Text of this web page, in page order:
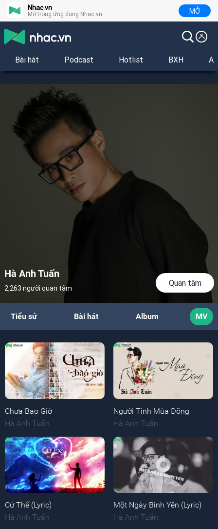
Nhac.vn
Mở trong ứng dụng Nhac.vn MỞ
Bài hát Podcast Hotlist BXH
Hà Anh Tuấn
2,263 người quan tâm
Quan tâm
Tiểu sử Bài hát Album MV
Chưa Bao Giờ
Hà Anh Tuấn
Người Tình Mùa Đông
Hà Anh Tuấn
Cứ Thế (Lyric)
Hà Anh Tuấn
Một Ngày Bình Yên (Lyric)
Hà Anh Tuấn